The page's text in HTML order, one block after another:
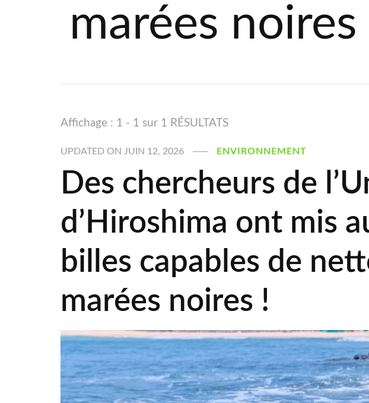
marées noires
Affichage : 1 - 1 sur 1 RÉSULTATS
UPDATED ON JUIN 12, 2026 ENVIRONNEMENT
Des chercheurs de
d’Hiroshima ont mis
billes capables de
marées noires !